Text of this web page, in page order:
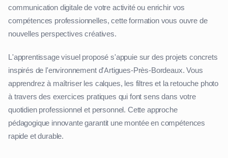
communication digitale de votre activité ou enrichir vos
compétences professionnelles, cette formation vous ouvre de
nouvelles perspectives créatives.
L'apprentissage visuel proposé s'appuie sur des projets concrets
inspirés de l'environnement d'Artigues-Près-Bordeaux. Vous
apprendrez à maîtriser les calques, les filtres et la retouche photo
à travers des exercices pratiques qui font sens dans votre
quotidien professionnel et personnel. Cette approche
pédagogique innovante garantit une montée en compétences
rapide et durable.